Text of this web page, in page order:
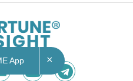
App ×